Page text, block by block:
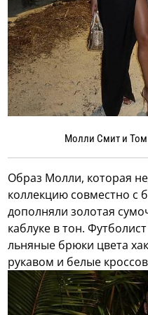
Молли Смит и Том
Образ Молли, которая
коллекцию совместно с
дополняли золотая
каблуке в тон.
льняные брюки цвета
рукавом и белые